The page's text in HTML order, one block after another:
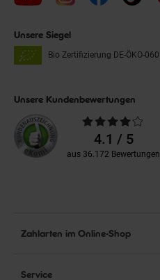
Unsere Siegel
Bio Zertifizierung DE-ÖKO-060
Unsere Kundenbewertungen
Durchschnittliche
Bewertungen4.1 / 5
aus 36.172 Bewertungen
Zahlarten im Online-Shop
Service